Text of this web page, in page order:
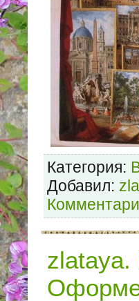
Категория:
Добавил: